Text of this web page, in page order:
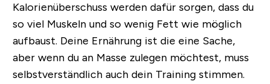
Kalorienüberschuss werden dafür sorgen, dass du
so viel Muskeln und so wenig Fett wie möglich
aufbaust. Deine Ernährung ist die eine Sache,
aber wenn du an Masse zulegen möchtest, muss
selbstverständlich auch dein Training stimmen.